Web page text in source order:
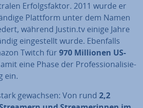
Er­folgs­fak­tor. 2011 wurde er
Plattform unter dem Namen
während Justin.tv einige Jahre
ein­ge­stellt wurde. Ebenfalls
Twitch für 970 Millionen US-
eine Phase der Pro­fes­sio­na­li­sie­
ein.
gewachsen: Von rund 2,2